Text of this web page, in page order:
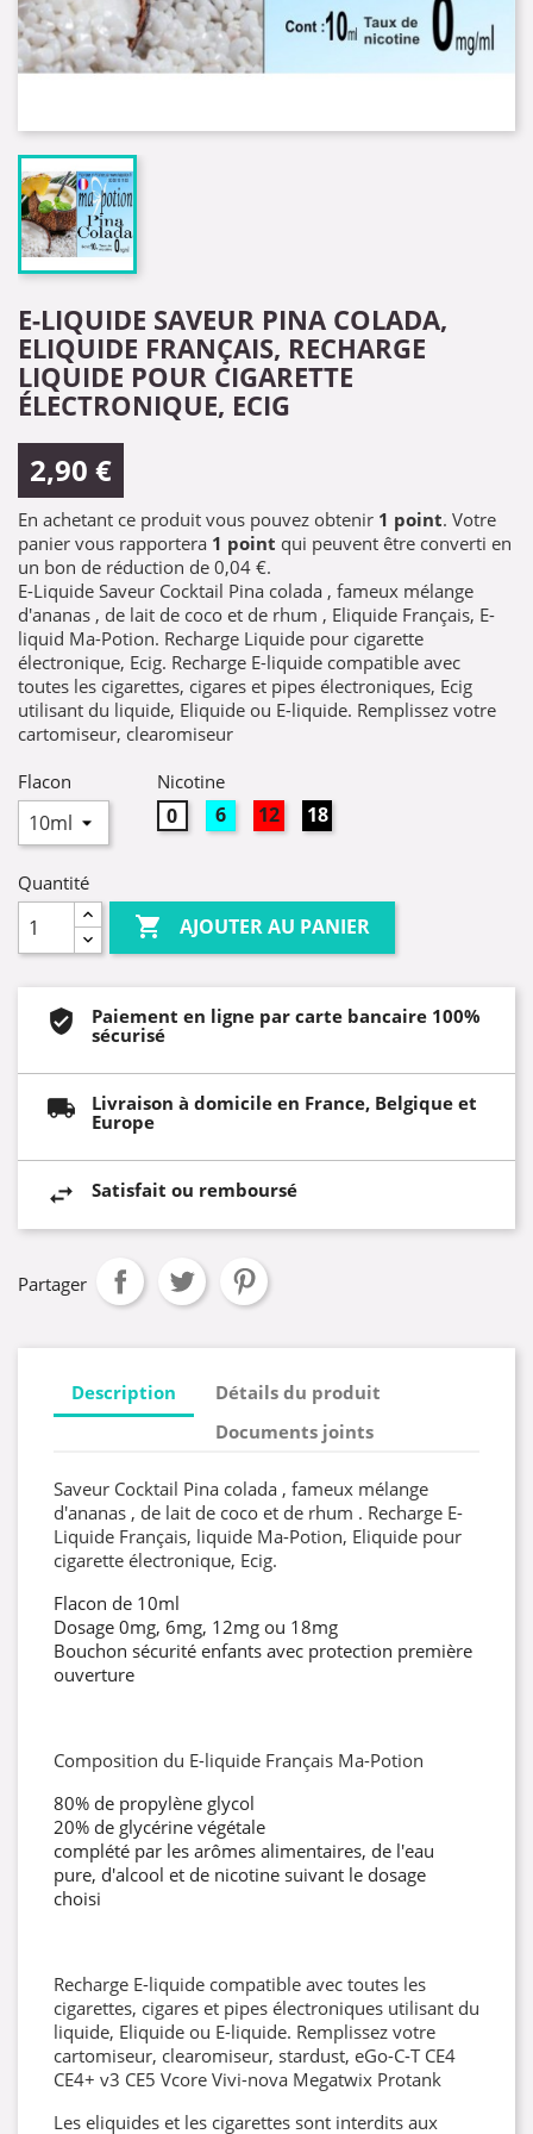
E-LIQUIDE SAVEUR PINA COLADA,
ELIQUIDE FRANÇAIS, RECHARGE
LIQUIDE POUR CIGARETTE
ÉLECTRONIQUE, ECIG
2,90 €
En achetant ce produit vous pouvez obtenir 1 point. Votre
panier vous rapportera 1 point qui peuvent être converti en
un bon de réduction de 0,04 €.
E-Liquide Saveur Cocktail Pina colada , fameux mélange
d'ananas , de lait de coco et de rhum , Eliquide Français, E-
liquid Ma-Potion. Recharge Liquide pour cigarette
électronique, Ecig. Recharge E-liquide compatible avec
toutes les cigarettes, cigares et pipes électroniques, Ecig
utilisant du liquide, Eliquide ou E-liquide. Remplissez votre
cartomiseur, clearomiseur
Flacon
Nicotine
0mg 6mg 12mg 18mg
Quantité
 AJOUTER AU PANIER
Paiement en ligne par carte bancaire 100%
sécurisé
Livraison à domicile en France, Belgique et
Europe
Satisfait ou remboursé
Partager
Description
Détails du produit
Documents joints
Saveur Cocktail Pina colada , fameux mélange
d'ananas , de lait de coco et de rhum . Recharge E-
Liquide Français, liquide Ma-Potion, Eliquide pour
cigarette électronique, Ecig.
Flacon de 10ml
Dosage 0mg, 6mg, 12mg ou 18mg
Bouchon sécurité enfants avec protection première
ouverture
Composition du E-liquide Français Ma-Potion
80% de propylène glycol
20% de glycérine végétale
complété par les arômes alimentaires, de l'eau
pure, d'alcool et de nicotine suivant le dosage
choisi
Recharge E-liquide compatible avec toutes les
cigarettes, cigares et pipes électroniques utilisant du
liquide, Eliquide ou E-liquide. Remplissez votre
cartomiseur, clearomiseur, stardust, eGo-C-T CE4
CE4+ v3 CE5 Vcore Vivi-nova Megatwix Protank
Les eliquides et les cigarettes sont interdits aux